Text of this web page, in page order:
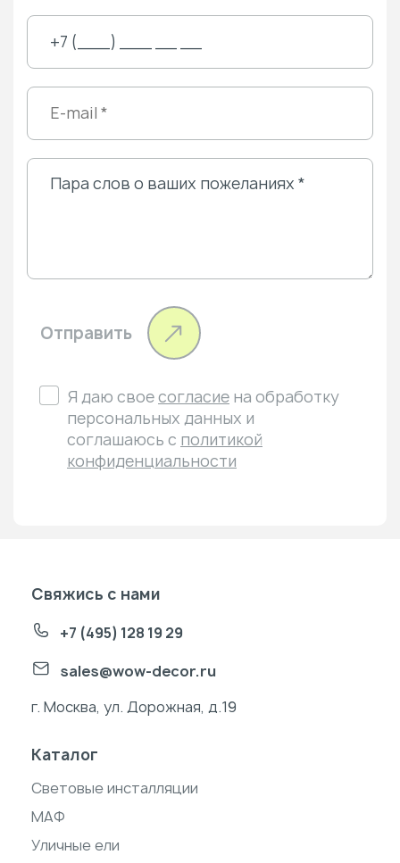
Отправить
Я даю своесогласие на обработку
персональных данных и
соглашаюсь с политикой
конфиденциальности
Свяжись с нами
+7 (495) 128 19 29
sales@wow-decor.ru
г. Москва, ул. Дорожная, д.19
Каталог
Световые инсталляции
МАФ
Уличные ели